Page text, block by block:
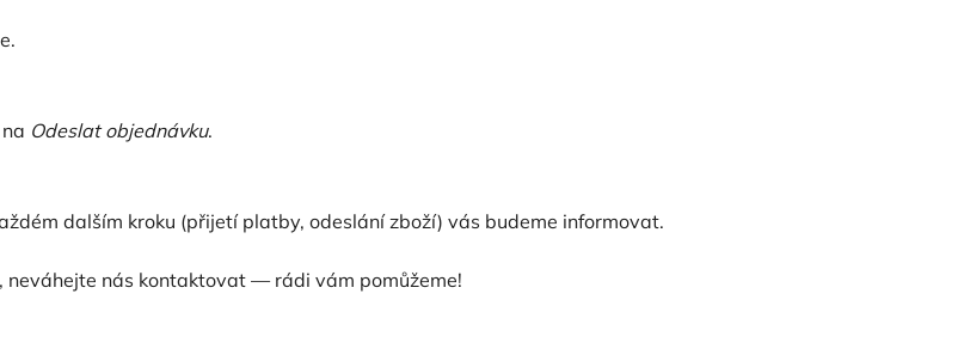
Odeslat objednávku.
dalším kroku (přijetí platby, odeslání zboží) vás budeme informovat.
nás kontaktovat — rádi vám pomůžeme!